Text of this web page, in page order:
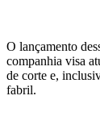
O lançamento
companhia visa
de corte e,
fabril.